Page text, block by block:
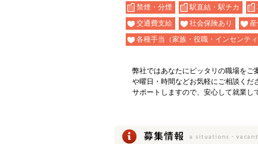
禁煙・分煙
駅直結・駅チカ
交通費支給
社会保険あり
各種手当（家族・役職・インセンテ
弊社ではあなたにピッタリの職場をご
や曜日・時間などお気軽にご相談くだ
サポートしますので、安心して就業し